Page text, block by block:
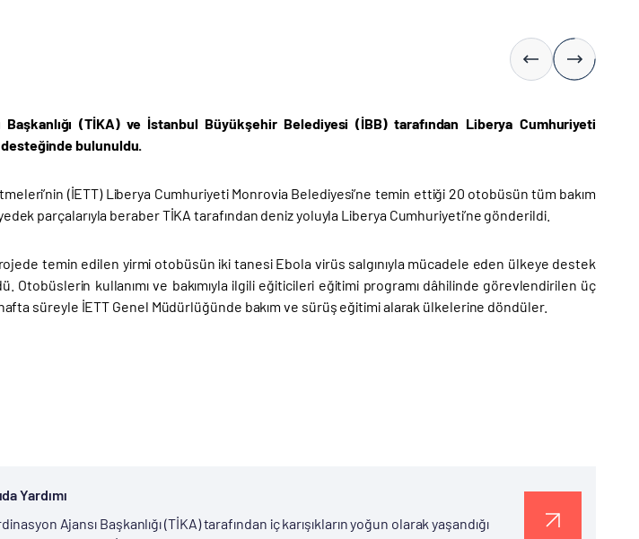
(TİKA) ve İstanbul Büyükşehir Belediyesi (İBB) tarafından Liberya Cumhuriyeti
bulunuldu.
(İETT) Liberya Cumhuriyeti Monrovia Belediyesi’ne temin ettiği 20 otobüsün tüm bakım
parçalarıyla beraber TİKA tarafından deniz yoluyla Liberya Cumhuriyeti’ne gönderildi.
temin edilen yirmi otobüsün iki tanesi Ebola virüs salgınıyla mücadele eden ülkeye destek
Otobüslerin kullanımı ve bakımıyla ilgili eğiticileri eğitimi programı dâhilinde görevlendirilen üç
süreyle İETT Genel Müdürlüğünde bakım ve sürüş eğitimi alarak ülkelerine döndüler.
Yardımı
Ajansı Başkanlığı (TİKA) tarafından iç karışıkların yoğun olarak yaşandığı